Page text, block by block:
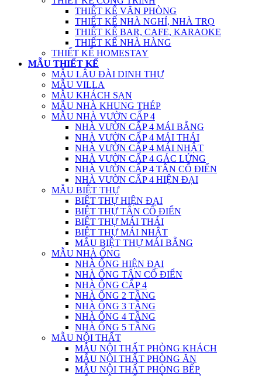
THIẾT KẾ VĂN PHÒNG
THIẾT KẾ NHÀ NGHỈ, NHÀ TRỌ
THIẾT KẾ BAR, CAFE, KARAOKE
THIẾT KẾ NHÀ HÀNG
THIẾT KẾ HOMESTAY
MẪU THIẾT KẾ
MẪU LÂU ĐÀI DINH THỰ
MẪU VILLA
MẪU KHÁCH SẠN
MẪU NHÀ KHUNG THÉP
MẪU NHÀ VƯỜN CẤP 4
NHÀ VƯỜN CẤP 4 MÁI BẰNG
NHÀ VƯỜN CẤP 4 MÁI THÁI
NHÀ VƯỜN CẤP 4 MÁI NHẬT
NHÀ VƯỜN CẤP 4 GÁC LỬNG
NHÀ VƯỜN CẤP 4 TÂN CỔ ĐIỂN
NHÀ VƯỜN CẤP 4 HIỆN ĐẠI
MẪU BIỆT THỰ
BIỆT THỰ HIỆN ĐẠI
BIỆT THỰ TÂN CỔ ĐIỂN
BIỆT THỰ MÁI THÁI
BIỆT THỰ MÁI NHẬT
MẪU BIỆT THỰ MÁI BẰNG
MẪU NHÀ ỐNG
NHÀ ỐNG HIỆN ĐẠI
NHÀ ỐNG TÂN CỔ ĐIỂN
NHÀ ỐNG CẤP 4
NHÀ ỐNG 2 TẦNG
NHÀ ỐNG 3 TẦNG
NHÀ ỐNG 4 TẦNG
NHÀ ỐNG 5 TẦNG
MẪU NỘI THẤT
MẪU NỘI THẤT PHÒNG KHÁCH
MẪU NỘI THẤT PHÒNG ĂN
MẪU NỘI THẤT PHÒNG BẾP